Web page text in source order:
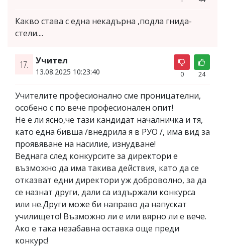
Какво става с една некадърна ,подла гнида-
стели....
17. Учител
13.08.2025 10:23:40 0 24
Учителите професионално сме проницателни,
особено с по вече професионален опит!
Не е ли ясно,че тази кандидат началничка и тя,
като една бивша /внедрила я в РУО /, има вид за
проявяване на насилие, изнудване!
Веднага след конкурсите за директори е
възможно да има такива действия, като да се
отказват едни директори уж доброволно, за да
се назнат други, дали са издържали конкурса
или не.Други може би направо да напускат
училището! Възможно ли е или вярно ли е вече.
Ако е така незабавна оставка още преди
конкурс!